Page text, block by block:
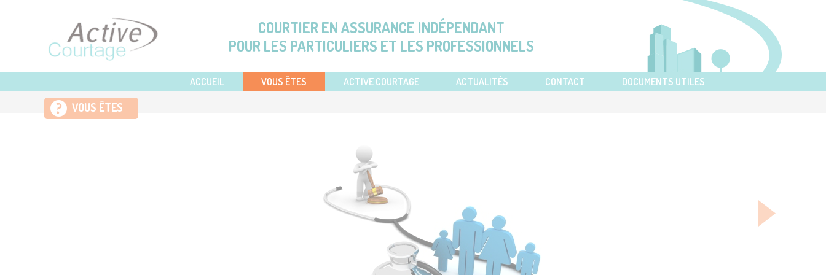
COURTIER EN ASSURANCE INDÉPENDANT
POUR LES PARTICULIERS ET LES PROFESSIONNELS
ACCUEIL VOUS ÊTES ACTIVE COURTAGE ACTUALITÉS CONTACT DOCUMENTS UTILES
VOUS ÊTES